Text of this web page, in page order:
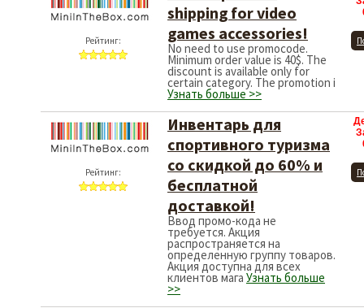
Рейтинг:
shipping for video
games accessories!
No need to use promocode.
Minimum order value is 40$. The
discount is available only for
certain category. The promotion i
Узнать больше >>
Рейтинг:
Инвентарь для
спортивного туризма
со скидкой до 60% и
бесплатной
доставкой!
Ввод промо-кода не
требуется. Акция
распространяется на
определенную группу товаров.
Акция доступна для всех
клиентов мага Узнать больше
>>